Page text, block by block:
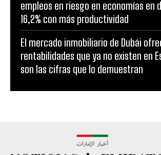
empleos en riesgo en economías en
16,2% con más productividad
El mercado inmobiliario de Dubái
rentabilidades que ya no existen en
son las cifras que lo demuestran